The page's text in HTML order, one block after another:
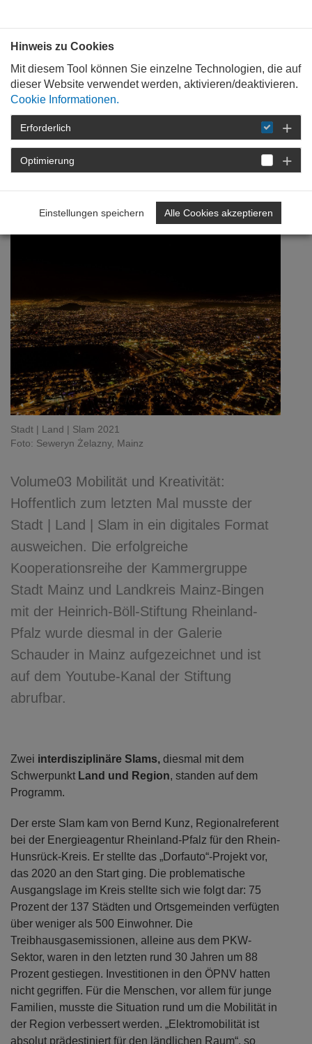
STARTSEITE DETAIL
Video Stadt | Land | Slam
Stadt | Land | Slam 2021
Foto: Seweryn Żelazny, Mainz
Volume03 Mobilität und Kreativität:
Hoffentlich zum letzten Mal musste der
Stadt | Land | Slam in ein digitales Format
ausweichen. Die erfolgreiche
Kooperationsreihe der Kammergruppe
Stadt Mainz und Landkreis Mainz-Bingen
mit der Heinrich-Böll-Stiftung Rheinland-
Pfalz wurde diesmal in der Galerie
Schauder in Mainz aufgezeichnet und ist
auf dem Youtube-Kanal der Stiftung
abrufbar.
Zwei interdisziplinäre Slams, diesmal mit dem
Schwerpunkt Land und Region, standen auf dem
Programm.
Der erste Slam kam von Bernd Kunz, Regionalreferent
bei der Energieagentur Rheinland-Pfalz für den Rhein-
Hunsrück-Kreis. Er stellte das „Dorfauto“-Projekt vor,
das 2020 an den Start ging. Die problematische
Ausgangslage im Kreis stellte sich wie folgt dar: 75
Prozent der 137 Städten und Ortsgemeinden verfügten
über weniger als 500 Einwohner. Die
Treibhausgasemissionen, alleine aus dem PKW-
Sektor, waren in den letzten rund 30 Jahren um 88
Prozent gestiegen. Investitionen in den ÖPNV hatten
nicht gegriffen. Für die Menschen, vor allem für junge
Familien, musste die Situation rund um die Mobilität in
der Region verbessert werden. „Elektromobilität ist
absolut prädestiniert für den ländlichen Raum“, so
Hinweis zu Cookies
Mit diesem Tool können Sie einzelne Technologien, die auf
dieser Website verwendet werden, aktivieren/deaktivieren.
Cookie Informationen.
Erforderlich
Optimierung
Einstellungen speichern Alle Cookies akzeptieren